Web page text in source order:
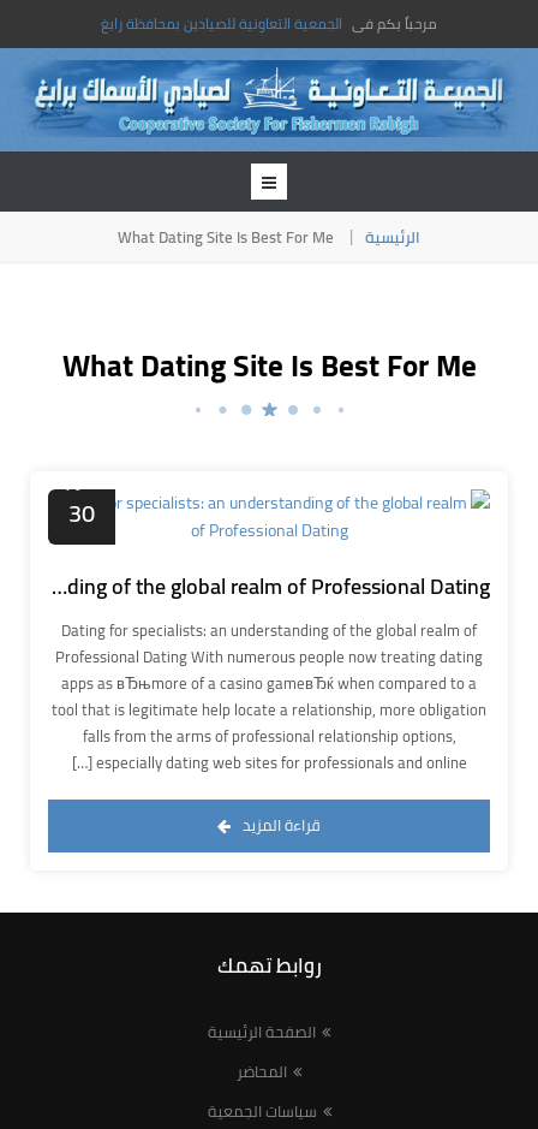
مرحباً بكم فى الجمعية التعاونية للصيادين بمحافظة رابغ
الرئيسية What Dating Site Is Best For Me
What Dating Site Is Best For Me
30
Dating for specialists: an understanding of the global realm of Professional Dating
Dating for specialists: an understanding of the global realm of
Professional Dating With numerous people now treating dating
apps as вЂњmore of a casino gameвЂќ when compared to a
tool that is legitimate help locate a relationship, more obligation
falls from the arms of professional relationship options,
especially dating web sites for professionals and online […]
قراءة المزيد
روابط تهمك
الصفحة الرئيسية
المحاضر
سياسات الجمعية